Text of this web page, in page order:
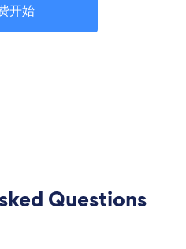
开始
Questions